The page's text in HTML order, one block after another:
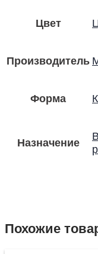
Цвет
Производитель
Форма
Назначение
Похожие